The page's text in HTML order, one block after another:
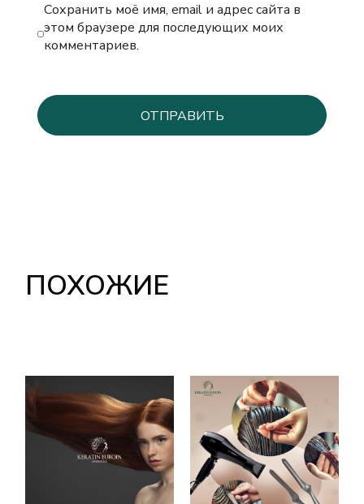
Сохранить моё имя, email и адрес сайта в
этом браузере для последующих моих
комментариев.
ПОХОЖИЕ